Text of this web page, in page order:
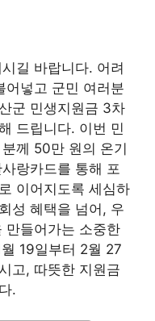
길 바랍니다. 어려
어넣고 군민 여러분
군 민생지원금 3차
드립니다. 이번 민
께 50만 원의 온기
랑카드를 통해 포
이어지도록 세심하
성 혜택을 넘어, 우
만들어가는 소중한
19일부터 2월 27
고, 따뜻한 지원금
.